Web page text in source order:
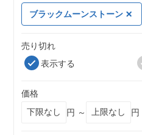
ブラックムーンストーン
売り切れ
表示する
価格
円 ～
円